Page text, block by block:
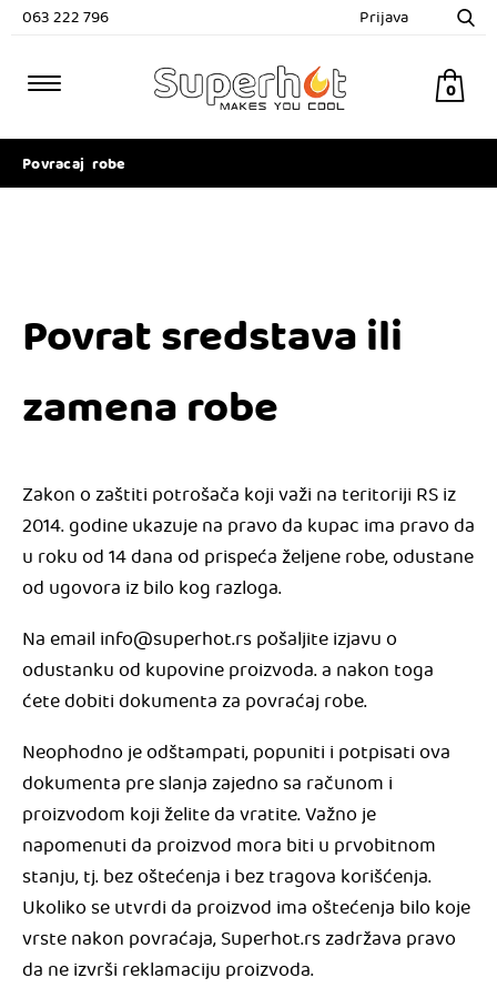
063 222 796 Prijava
Povracaj robe
Povrat sredstava ili
zamena robe
Zakon o zaštiti potrošača koji važi na teritoriji RS iz
2014. godine ukazuje na pravo da kupac ima pravo da
u roku od 14 dana od prispeća željene robe, odustane
od ugovora iz bilo kog razloga.
Na email info@superhot.rs pošaljite izjavu o
odustanku od kupovine proizvoda. a nakon toga
ćete dobiti dokumenta za povraćaj robe.
Neophodno je odštampati, popuniti i potpisati ova
dokumenta pre slanja zajedno sa računom i
proizvodom koji želite da vratite. Važno je
napomenuti da proizvod mora biti u prvobitnom
stanju, tj. bez oštećenja i bez tragova korišćenja.
Ukoliko se utvrdi da proizvod ima oštećenja bilo koje
vrste nakon povraćaja, Superhot.rs zadržava pravo
da ne izvrši reklamaciju proizvoda.
0